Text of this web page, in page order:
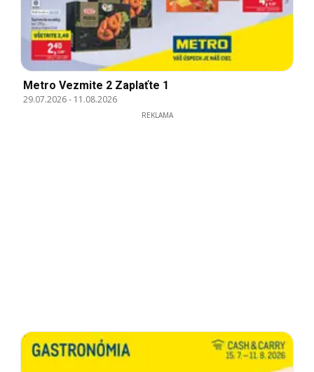
Metro Vezmite 2 Zaplaťte 1
29.07.2026- 11.08.2026
REKLAMA